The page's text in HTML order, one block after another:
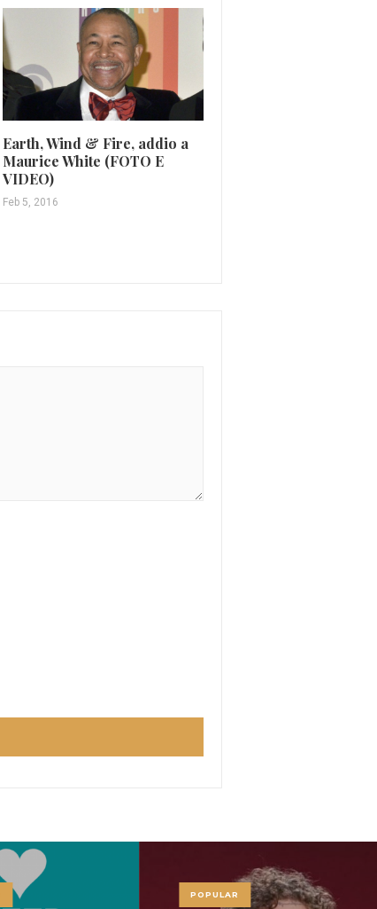
Earth, Wind & Fire, addio a
Maurice White (FOTO E
VIDEO)
Feb 5, 2016
POPULAR